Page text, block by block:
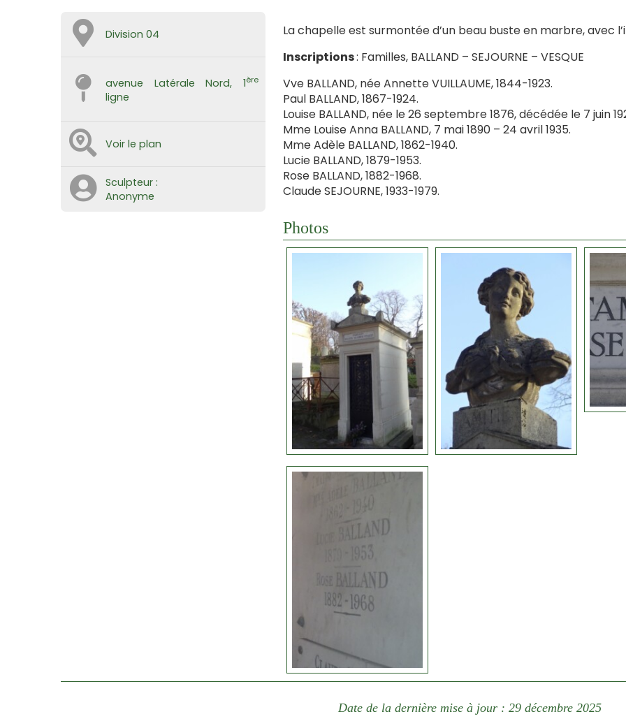
Division 04
avenue Latérale Nord, 1ère
ligne
Voir le plan
Sculpteur :
Anonyme
La chapelle est surmontée d’un beau buste en marbre, avec
Inscriptions: Familles, BALLAND – SEJOURNE – VESQUE
Vve BALLAND, née Annette VUILLAUME, 1844-1923.
Paul BALLAND, 1867-1924.
Louise BALLAND, née le 26 septembre 1876, décédée le 7 juin
Mme Louise Anna BALLAND, 7 mai 1890 – 24 avril 1935.
Mme Adèle BALLAND, 1862-1940.
Lucie BALLAND, 1879-1953.
Rose BALLAND, 1882-1968.
Claude SEJOURNE, 1933-1979.
Photos
Date de la dernière mise à jour : 29 décembre 2025